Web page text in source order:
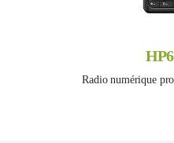
Radio numérique